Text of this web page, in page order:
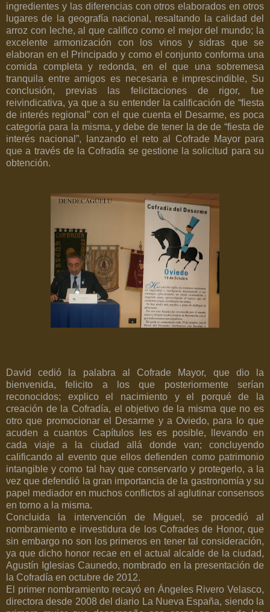
ingredientes y las diferencias con otros elaborados en otros
lugares de la geografía nacional, resaltando la calidad del
arroz con leche, al que califico como el mejor del mundo; la
excelente armonización con los vinos y sidras que se
elaboran en el Principado y como el conjunto conforma una
comida completa y redonda, en el que una sobremesa
tranquila entre amigos es necesaria e imprescindible, Su
conclusión, previas las felicitaciones de rigor, fue
reivindicativa, ya que a su entender la calificación de “fiesta
de interés regional” con el que cuenta el Desarme, es poca
categoría para la misma, y debe de tener la de de “fiesta de
interés nacional”, lanzando el reto al Cofrade Mayor para
que a través de la Cofradía se gestione la solicitud para su
obtención.
David cedió la palabra al Cofrade Mayor, que dio la
bienvenida, felicito a los que posteriormente serían
reconocidos; explico el nacimiento y el porqué de la
creación de la Cofradía, el objetivo de la misma que no es
otro que promocionar el Desarme y a Oviedo, para lo que
acuden a cuantos Capítulos les es posible, llevando en
cada viaje a la ciudad allá donde van; concluyendo
calificando al evento que ellos defienden como patrimonio
intangible y como tal hay que conservarlo y protegerlo, a la
vez que defendió la gran importancia de la gastronomía y su
papel mediador en muchos conflictos al aglutinar consensos
en torno a la misma.
Concluida la intervención de Miguel, se procedió al
nombramiento e investidura de los Cofrades de Honor, que
sin embargo no son los primeros en tener tal consideración,
ya que dicho honor recae en el actual alcalde de la ciudad,
Agustín Iglesias Caunedo, nombrado en la presentación de
la Cofradía en octubre de 2012.
El primer nombramiento recayó en Ángeles Rivero Velasco,
directora desde 2008 del diario La Nueva España, siendo la